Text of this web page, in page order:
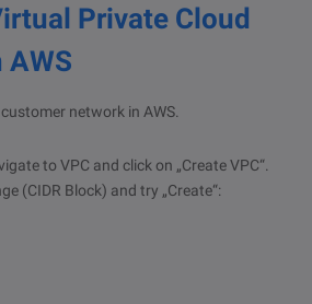
Private Cloud
network in AWS.
to VPC and click on „Create VPC“.
(CIDR Block) and try „Create“: